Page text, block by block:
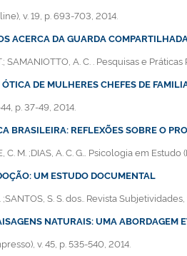
v. 19, p. 693-703, 2014.
ACERCA DA GUARDA COMPARTILHADA.
SAMANIOTTO, A. C. . Pesquisas e
DE MULHERES CHEFES DE
p. 37-49, 2014.
BRASILEIRA: REFLEXÕES SOBRE O
C. M. ;DIAS, A. C. G… Psicologia em Estudo
UM ESTUDO DOCUMENTAL
;SANTOS, S. S. dos.. Revista
NATURAIS: UMA ABORDAGEM
v. 45, p. 535-540, 2014.